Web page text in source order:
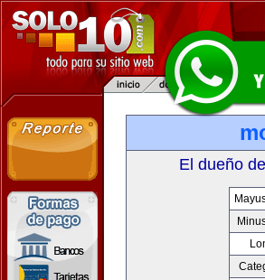
El dueño